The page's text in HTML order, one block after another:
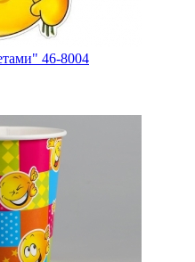
46-8004